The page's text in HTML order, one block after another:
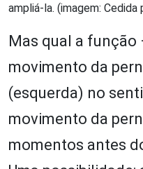
ampliá-la. (imagem: Cedida
Mas qual a função
movimento da
(esquerda) no
movimento da
momentos antes